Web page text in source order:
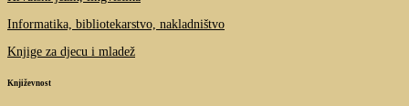
Informatika, bibliotekarstvo, nakladništvo
Knjige za djecu i mladež
Književnost